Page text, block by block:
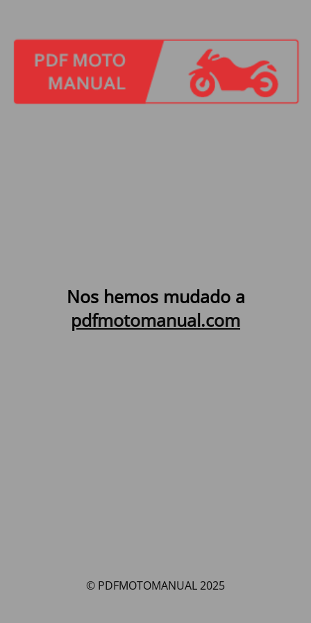
Nos hemos mudado a
pdfmotomanual.com
© PDFMOTOMANUAL 2025